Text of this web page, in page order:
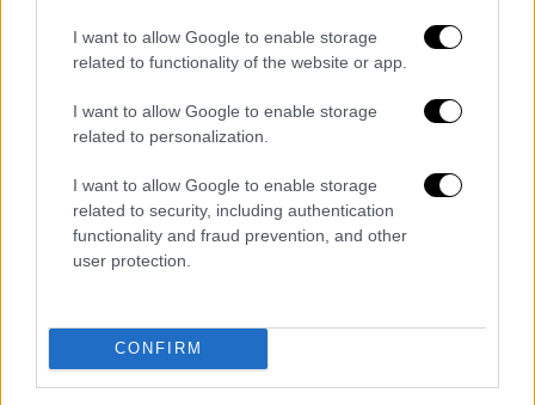
I want to allow Google to enable storage
related to functionality of the website or app.
I want to allow Google to enable storage
related to personalization.
I want to allow Google to enable storage
related to security, including authentication
functionality and fraud prevention, and other
user protection.
CONFIRM
Ανατροπή με Ρόδρι: Είπε «όχι» στη Ρεάλ και
συμφώνησε με Μπαρτσελόνα